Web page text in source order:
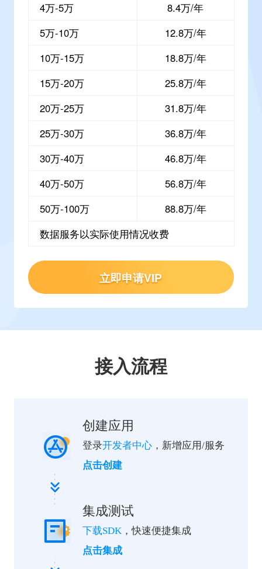
4万-5万
8.4万/年
5万-10万
12.8万/年
10万-15万
18.8万/年
15万-20万
25.8万/年
20万-25万
31.8万/年
25万-30万
36.8万/年
30万-40万
46.8万/年
40万-50万
56.8万/年
50万-100万
88.8万/年
数据服务以实际使用情况收费
立即申请VIP
接入流程
创建应用
登录开发者中心 ，新增应用/服务
点击创建
集成测试
下载SDK ，快速便捷集成
点击集成